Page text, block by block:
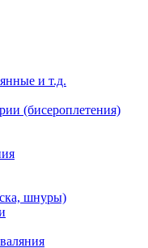
и т.д.
(бисероплетения)
шнуры)